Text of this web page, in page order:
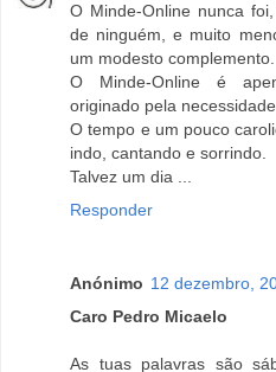
O Minde-Online nunca
de ninguém, e muito
um modesto complemento.
O Minde-Online é
originado pela
O tempo e um pouco
indo, cantando e sorrindo.
Talvez um dia ...
Responder
Anónimo 12 dezembro,
Caro Pedro Micaelo
As tuas palavras são